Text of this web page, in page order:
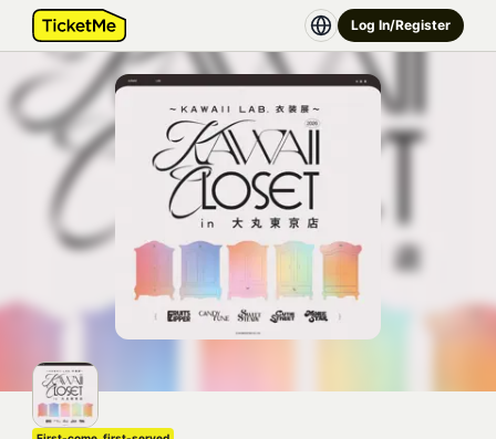
Log In/Register